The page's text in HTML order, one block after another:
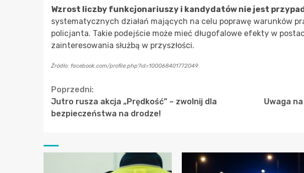
Wzrost liczby funkcjonariuszy i kandydatów nie jest
systematycznych działań mających na celu poprawę warunków
policjanta. Takie podejście może mieć długofalowe efekty w
zainteresowania służbą w przyszłości.
Źródło: facebook.com/profile.php?id=100068401772049
Continue
Reading
Poprzedni:
Jutro rusza akcja „Prędkość” – zwolnij dla
bezpieczeństwa na drodze!
Uwaga